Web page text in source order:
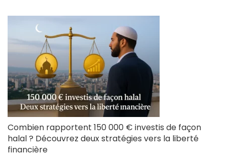
Combien rapportent 150 000 € investis de façon
halal ? Découvrez deux stratégies vers la liberté
financière